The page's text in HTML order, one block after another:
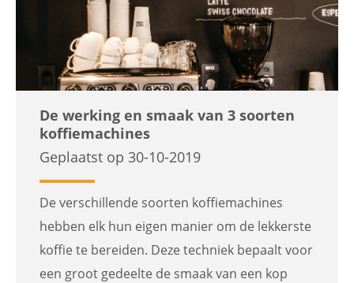
De werking en smaak van 3 soorten
koffiemachines
Geplaatst op 30-10-2019
De verschillende soorten koffiemachines
hebben elk hun eigen manier om de lekkerste
koffie te bereiden. Deze techniek bepaalt voor
een groot gedeelte de smaak van een kop